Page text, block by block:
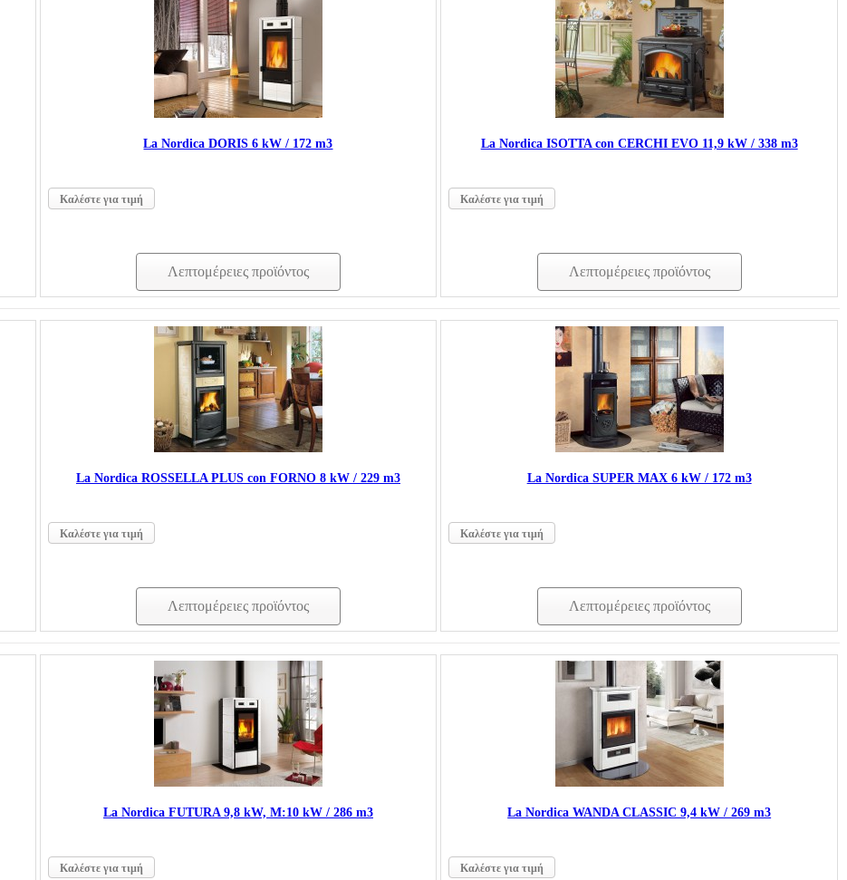
La Nordica DORIS 6 kW / 172 m3
Καλέστε για τιμή
Λεπτομέρειες προϊόντος
La Nordica ISOTTA con CERCHI EVO 11,9 kW / 338 m3
Καλέστε για τιμή
Λεπτομέρειες προϊόντος
La Nordica ROSSELLA PLUS con FORNO 8 kW / 229 m3
Καλέστε για τιμή
Λεπτομέρειες προϊόντος
La Nordica SUPER MAX 6 kW / 172 m3
Καλέστε για τιμή
Λεπτομέρειες προϊόντος
La Nordica FUTURA 9,8 kW, Μ:10 kW / 286 m3
Καλέστε για τιμή
La Nordica WANDA CLASSIC 9,4 kW / 269 m3
Καλέστε για τιμή